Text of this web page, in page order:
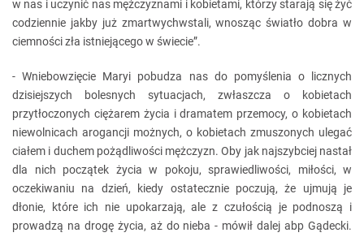
w nas i uczynić nas mężczyznami i kobietami, którzy starają się żyć
codziennie jakby już zmartwychwstali, wnosząc światło dobra w
ciemności zła istniejącego w świecie”.
- Wniebowzięcie Maryi pobudza nas do pomyślenia o licznych
dzisiejszych bolesnych sytuacjach, zwłaszcza o kobietach
przytłoczonych ciężarem życia i dramatem przemocy, o kobietach
niewolnicach arogancji możnych, o kobietach zmuszonych ulegać
ciałem i duchem pożądliwości mężczyzn. Oby jak najszybciej nastał
dla nich początek życia w pokoju, sprawiedliwości, miłości, w
oczekiwaniu na dzień, kiedy ostatecznie poczują, że ujmują je
dłonie, które ich nie upokarzają, ale z czułością je podnoszą i
prowadzą na drogę życia, aż do nieba - mówił dalej abp Gądecki.